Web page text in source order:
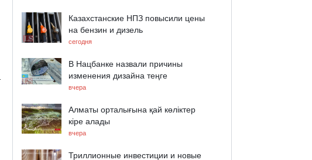
Казахстанские НПЗ повысили цены
на бензин и дизель
сегодня
В Нацбанке назвали причины
изменения дизайна теңге
вчера
Алматы орталығына қай көліктер
кіре алады
вчера
Триллионные инвестиции и новые